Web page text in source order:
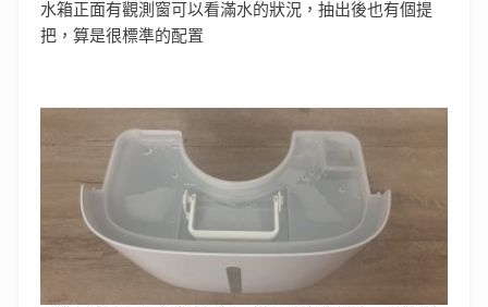
水箱正面有觀測窗可以看滿水的狀況，抽出後也有個提
把，算是很標準的配置